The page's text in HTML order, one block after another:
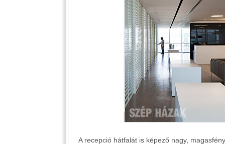
A recepció hátfalát is képező nagy,